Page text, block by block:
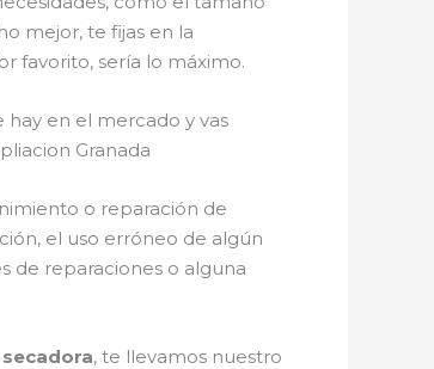
mejor, te fijas en la
favorito, sería lo máximo.
hay en el mercado y vas
Granada
o reparación de
el uso erróneo de algún
de reparaciones o alguna
, te llevamos nuestro